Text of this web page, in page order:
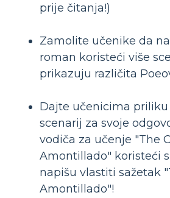
prije čitanja!)
Zamolite učenike da
roman koristeći više
prikazuju različita
Dajte učenicima priliku
scenarij za svoje
vodiča za učenje "The
Amontillado" koristeći
napišu vlastiti sažetak
Amontillado"!